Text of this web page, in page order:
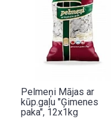
Pelmeņi Mājas ar
kūp.gaļu "Ģimenes
paka", 12x1kg